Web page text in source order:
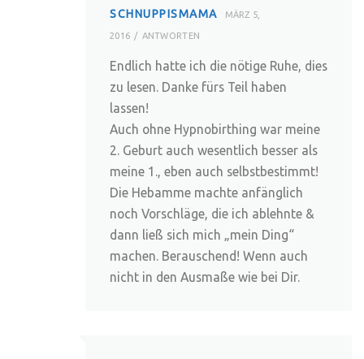
SCHNUPPISMAMA MÄRZ 5,
2016 ANTWORTEN
Endlich hatte ich die nötige Ruhe, dies
zu lesen. Danke fürs Teil haben
lassen!
Auch ohne Hypnobirthing war meine
2. Geburt auch wesentlich besser als
meine 1., eben auch selbstbestimmt!
Die Hebamme machte anfänglich
noch Vorschläge, die ich ablehnte &
dann ließ sich mich „mein Ding“
machen. Berauschend! Wenn auch
nicht in den Ausmaße wie bei Dir.